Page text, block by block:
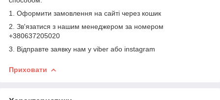
1. Оформити замовлення на сайті через кошик
2. Зв'язатися з нашим менеджером за номером
+380637205020
3. Відправте заявку нам у viber або instagram
Приховати